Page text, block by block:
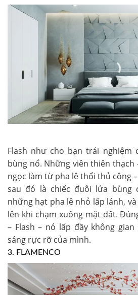
Flash như cho bạn trải nghiệm
bùng nổ. Những viên thiên thạch
ngọc làm từ pha lê thổi thủ công
sau đó là chiếc đuôi lửa bùng
những hạt pha lê nhỏ lấp lánh,
lên khi chạm xuống mặt đất.
– Flash – nó lấp đầy không
sáng rực rỡ của mình.
3. FLAMENCO